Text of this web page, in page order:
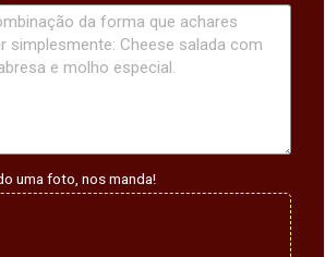
uma foto, nos manda!